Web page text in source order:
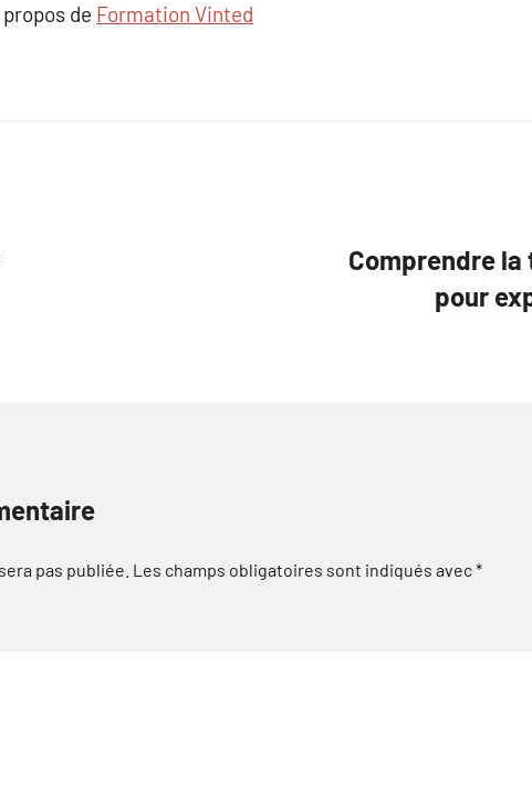
de Formation Vinted
Comprendre
pour
pas publiée. Les champs obligatoires sont indiqués avec*